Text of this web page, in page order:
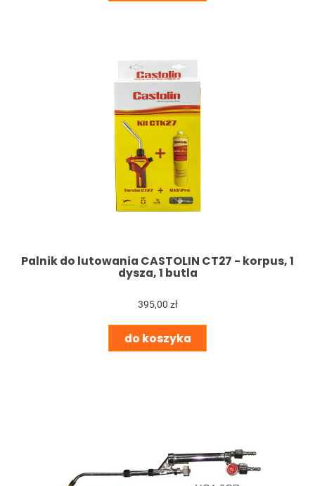
Palnik do lutowania CASTOLIN CT27 - korpus, 1
dysza, 1 butla
395,00 zł
do koszyka